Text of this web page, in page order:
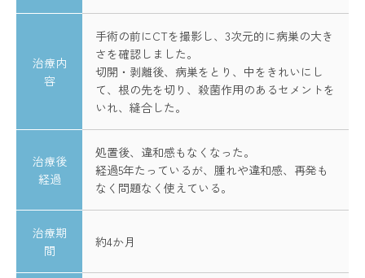
治療内
容
手術の前にCTを撮影し、3次元的に病巣の大き
さを確認しました。
切開・剥離後、病巣をとり、中をきれいにし
て、根の先を切り、殺菌作用のあるセメントを
いれ、縫合した。
治療後
経過
処置後、違和感もなくなった。
経過5年たっているが、腫れや違和感、再発も
なく問題なく使えている。
治療期
間
約4か月